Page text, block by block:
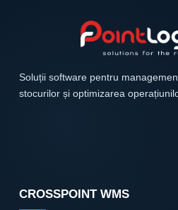
Soluții software pentru
stocurilor și optimizarea
CROSSPOINT WMS